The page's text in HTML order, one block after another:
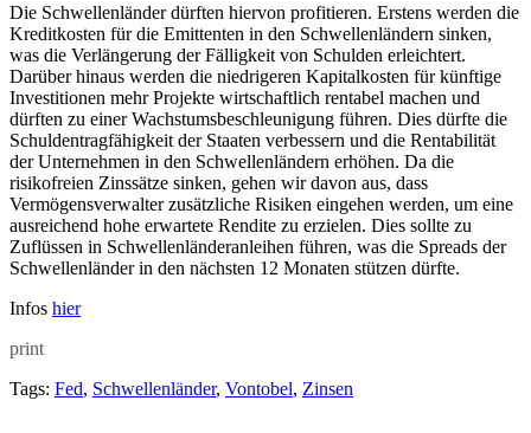
Die Schwellenländer dürften hiervon profitieren. Erstens werden die
Kreditkosten für die Emittenten in den Schwellenländern sinken,
was die Verlängerung der Fälligkeit von Schulden erleichtert.
Darüber hinaus werden die niedrigeren Kapitalkosten für künftige
Investitionen mehr Projekte wirtschaftlich rentabel machen und
dürften zu einer Wachstumsbeschleunigung führen. Dies dürfte die
Schuldentragfähigkeit der Staaten verbessern und die Rentabilität
der Unternehmen in den Schwellenländern erhöhen. Da die
risikofreien Zinssätze sinken, gehen wir davon aus, dass
Vermögensverwalter zusätzliche Risiken eingehen werden, um eine
ausreichend hohe erwartete Rendite zu erzielen. Dies sollte zu
Zuflüssen in Schwellenländeranleihen führen, was die Spreads der
Schwellenländer in den nächsten 12 Monaten stützen dürfte.
Infos hier
print
Tags: Fed, Schwellenländer, Vontobel, Zinsen